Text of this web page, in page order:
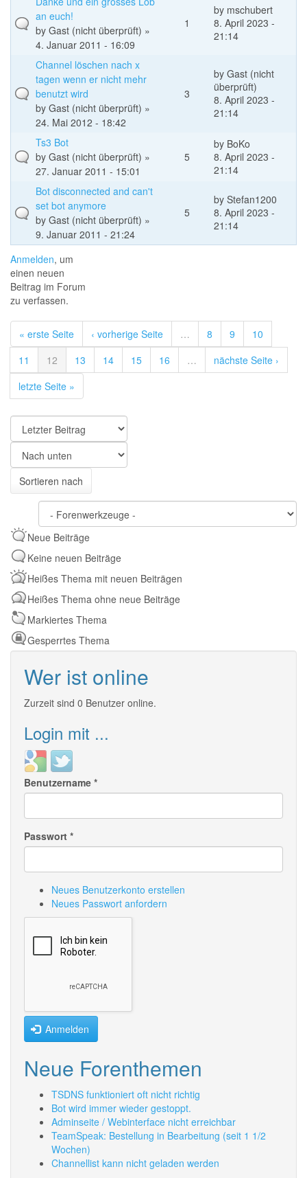
an euch!
by Gast (nicht überprüft) »
4. Januar 2011 - 16:09
1
by mschubert
8. April 2023 -
21:14
Channel löschen nach x
tagen wenn er nicht mehr
benutzt wird
by Gast (nicht überprüft) »
24. Mai 2012 - 18:42
3
by Gast (nicht
überprüft)
8. April 2023 -
21:14
Ts3 Bot
by Gast (nicht überprüft) »
27. Januar 2011 - 15:01
5
by BoKo
8. April 2023 -
21:14
Bot disconnected and can't
set bot anymore
by Gast (nicht überprüft) »
9. Januar 2011 - 21:24
5
by Stefan1200
8. April 2023 -
21:14
Anmelden, um
einen neuen
Beitrag im Forum
zu verfassen.
« erste Seite ‹ vorherige Seite … 8 9
10
11
12 13 14 15 16 …
nächste Seite ›
letzte Seite »
Sortieren
nach
Sortieren
nach
Sortieren nach
Neue Beiträge
Keine neuen Beiträge
Heißes Thema mit neuen Beiträgen
Heißes Thema ohne neue Beiträge
Markiertes Thema
Gesperrtes Thema
Wer ist online
Zurzeit sind 0 Benutzer online.
Login mit ...
Login
with
Google
Login
with
Twitter
Benutzername *
Passwort *
Neues Benutzerkonto erstellen
Neues Passwort anfordern
Anmelden
Neue Forenthemen
TSDNS funktioniert oft nicht richtig
Bot wird immer wieder gestoppt.
Adminseite / Webinterface nicht erreichbar
TeamSpeak: Bestellung in Bearbeitung (seit 1 1/2
Wochen)
Channellist kann nicht geladen werden